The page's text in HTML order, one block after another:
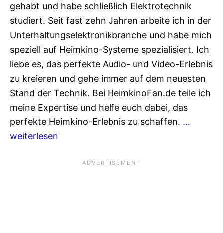
gehabt und habe schließlich Elektrotechnik
studiert. Seit fast zehn Jahren arbeite ich in der
Unterhaltungselektronikbranche und habe mich
speziell auf Heimkino-Systeme spezialisiert. Ich
liebe es, das perfekte Audio- und Video-Erlebnis
zu kreieren und gehe immer auf dem neuesten
Stand der Technik. Bei HeimkinoFan.de teile ich
meine Expertise und helfe euch dabei, das
perfekte Heimkino-Erlebnis zu schaffen. …
weiterlesen